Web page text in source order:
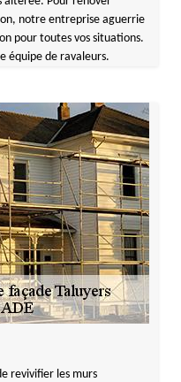
notre entreprise aguerrie
pour toutes vos situations.
équipe de ravaleurs.
revivifier les murs